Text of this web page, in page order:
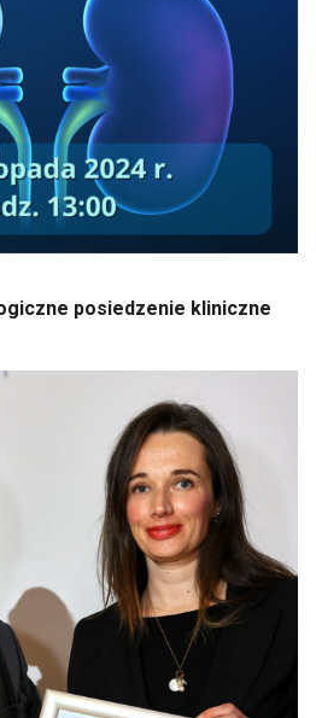
posiedzenie kliniczne